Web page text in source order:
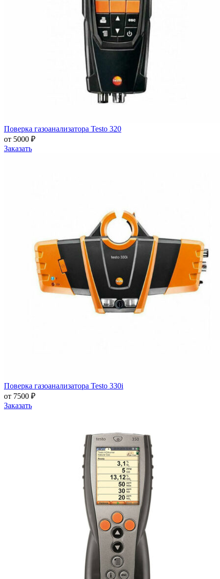
Поверка газоанализатора Testo 320
от 5000 ₽
Заказать
Поверка газоанализатора Testo 330i
от 7500 ₽
Заказать